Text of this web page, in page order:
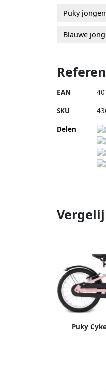
Puky
Blauwe
EAN
SKU
Delen
Puky
Kinderfiets